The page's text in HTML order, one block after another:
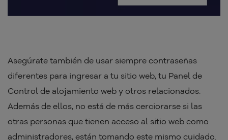
Asegúrate también de usar siempre contraseñas
diferentes para ingresar a tu sitio web, tu Panel de
Control de alojamiento web y otros relacionados.
Además de ellos, no está de más cerciorarse si las
otras personas que tienen acceso al sitio web como
administradores, están tomando este mismo cuidado.